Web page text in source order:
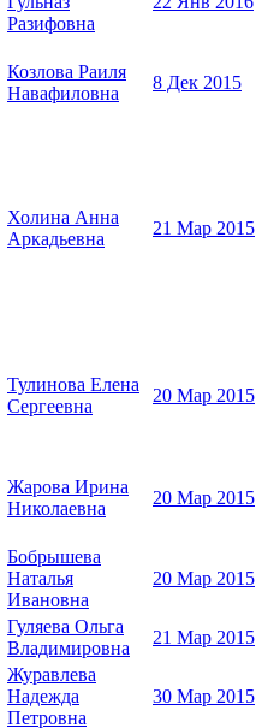
Разифовна
Козлова Раиля
Навафиловна
8 Дек 2015
Холина Анна
Аркадьевна
21 Мар 2015
Тулинова Елена
Сергеевна
20 Мар 2015
Жарова Ирина
Николаевна
20 Мар 2015
Бобрышева
Наталья
Ивановна
20 Мар 2015
Гуляева Ольга
Владимировна
21 Мар 2015
Журавлева
Надежда
Петровна
30 Мар 2015